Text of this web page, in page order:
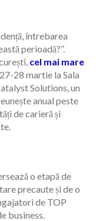
întrebarea
perioadă?”.
cel mai mare
28 martie la Sala
Solutions, un
anual peste
de carieră și
o etapă de
precaute și de o
de TOP
business.